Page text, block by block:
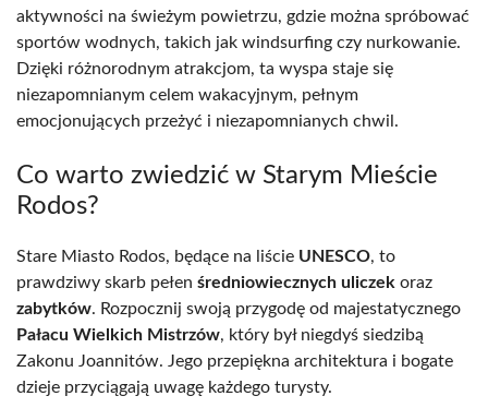
aktywności na świeżym powietrzu, gdzie można spróbować
sportów wodnych, takich jak windsurfing czy nurkowanie.
Dzięki różnorodnym atrakcjom, ta wyspa staje się
niezapomnianym celem wakacyjnym, pełnym
emocjonujących przeżyć i niezapomnianych chwil.
Co warto zwiedzić w Starym Mieście
Rodos?
Stare Miasto Rodos, będące na liście UNESCO, to
prawdziwy skarb pełen średniowiecznych uliczek oraz
zabytków. Rozpocznij swoją przygodę od majestatycznego
Pałacu Wielkich Mistrzów, który był niegdyś siedzibą
Zakonu Joannitów. Jego przepiękna architektura i bogate
dzieje przyciągają uwagę każdego turysty.